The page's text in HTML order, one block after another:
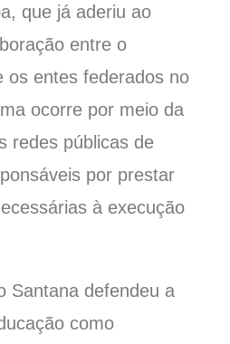
, que já aderiu ao
entre o
os entes federados no
ocorre por meio da
redes públicas de
por prestar
à execução
Santana defendeu a
como